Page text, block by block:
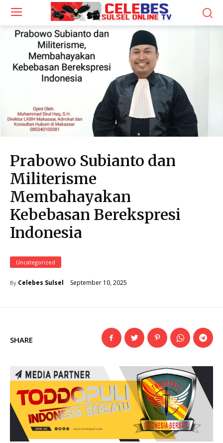
Prabowo Subianto dan
Militerisme
Membahayakan
Kebebasan Berekspresi
Indonesia
Uncategorized
By Celebes Sulsel September 10, 2025
SHARE